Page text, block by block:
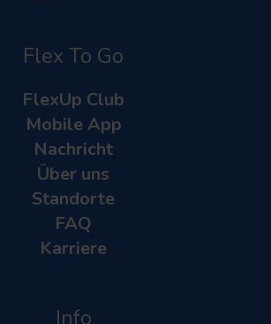
Flex To Go
FlexUp Club
Mobile App
Nachricht
Über uns
Standorte
FAQ
Karriere
Info